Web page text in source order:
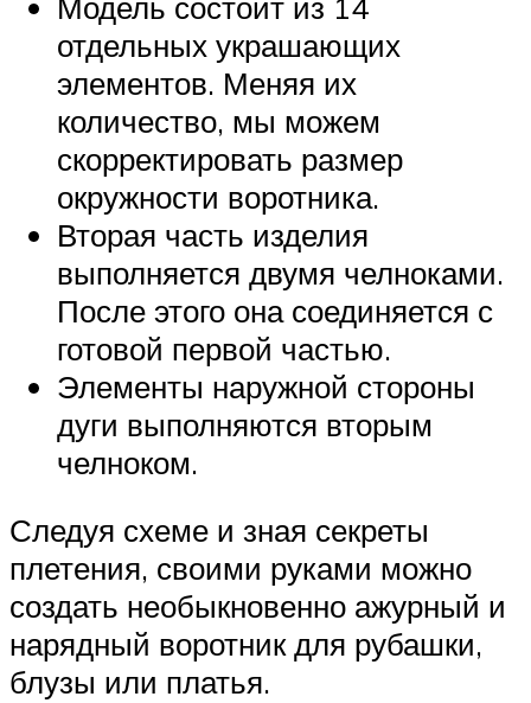
отдельных украшающих
элементов. Меняя их
количество, мы можем
скорректировать размер
окружности воротника.
Вторая часть изделия
выполняется двумя челноками.
После этого она соединяется с
готовой первой частью.
Элементы наружной стороны
дуги выполняются вторым
челноком.
Следуя схеме и зная секреты
плетения, своими руками можно
создать необыкновенно ажурный и
нарядный воротник для рубашки,
блузы или платья.